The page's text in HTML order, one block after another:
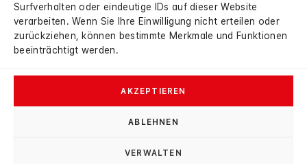
Surfverhalten oder eindeutige IDs auf dieser Website
verarbeiten. Wenn Sie Ihre Einwilligung nicht erteilen oder
zurückziehen, können bestimmte Merkmale und Funktionen
beeinträchtigt werden.
AKZEPTIEREN
ABLEHNEN
VERWALTEN
4.7 aus 834 Bewertungen
verifiziert durch:mobile|autoscout24| google
© 2026 Autohaus Haybat